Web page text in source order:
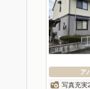
ア
写真充実